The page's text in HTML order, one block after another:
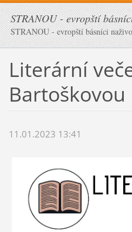
STRANOU - evropští
STRANOU - evropští básníci naživo
Literární
Bartoškovou
11.01.2023 13:41